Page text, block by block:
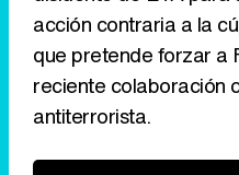
acción contraria a la
que pretende forzar a
reciente colaboración
antiterrorista.